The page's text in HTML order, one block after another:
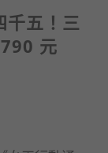
千五！三
元